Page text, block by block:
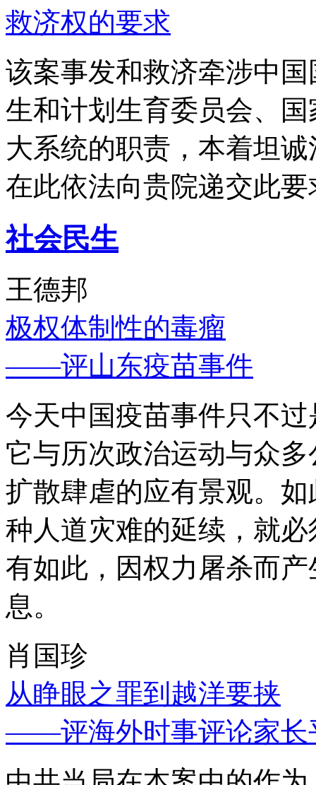
救济权的要求
该案事发和救济牵涉中
生和计划生育委员会、
大系统的职责，本着坦
在此依法向贵院递交此要
社会民生
王德邦
极权体制性的毒瘤
——评山东疫苗事件
今天中国疫苗事件只不
它与历次政治运动与众
扩散肆虐的应有景观。
种人道灾难的延续，就
有如此，因权力屠杀而
息。
肖国珍
从睁眼之罪到越洋要挟
——评海外时事评论家长